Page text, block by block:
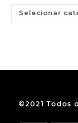
Selecionar
©2021 Todos